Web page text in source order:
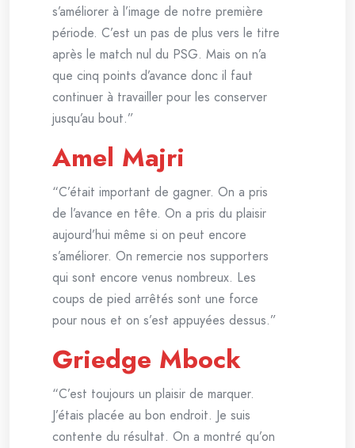
s’améliorer à l’image de notre première
période. C’est un pas de plus vers le titre
après le match nul du PSG. Mais on n’a
que cinq points d’avance donc il faut
continuer à travailler pour les conserver
jusqu’au bout.”
Amel Majri
“C’était important de gagner. On a pris
de l’avance en tête. On a pris du plaisir
aujourd’hui même si on peut encore
s’améliorer. On remercie nos supporters
qui sont encore venus nombreux. Les
coups de pied arrêtés sont une force
pour nous et on s’est appuyées dessus.”
Griedge Mbock
“C’est toujours un plaisir de marquer.
J’étais placée au bon endroit. Je suis
contente du résultat. On a montré qu’on